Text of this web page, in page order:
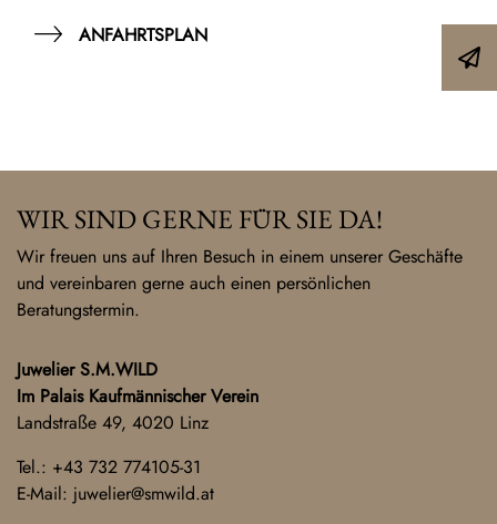
ANFAHRTSPLAN
WIR SIND GERNE FÜR SIE DA!
Wir freuen uns auf Ihren Besuch in einem unserer Geschäfte
und vereinbaren gerne auch einen persönlichen
Beratungstermin.
Juwelier S.M.WILD
Im Palais Kaufmännischer Verein
Landstraße 49, 4020 Linz
Tel.: +43 732 774105-31
E-Mail: juwelier@smwild.at